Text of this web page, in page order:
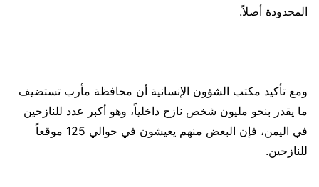
المحدودة أصلاً.
ومع تأكيد مكتب الشؤون الإنسانية أن محافظة مأرب تستضيف
ما يقدر بنحو مليون شخص نازح داخلياً، وهو أكبر عدد للنازحين
في اليمن، فإن البعض منهم يعيشون في حوالي 125 موقعاً
للنازحين.